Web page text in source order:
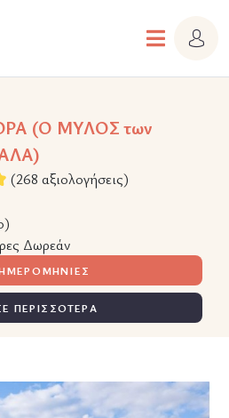
(Ο ΜΥΛΟΣ των
(268 αξιολογήσεις)
Δωρεάν
ΡΩΤΗΣΕ ΠΕΡΙΣΣΟΤΕΡΑ